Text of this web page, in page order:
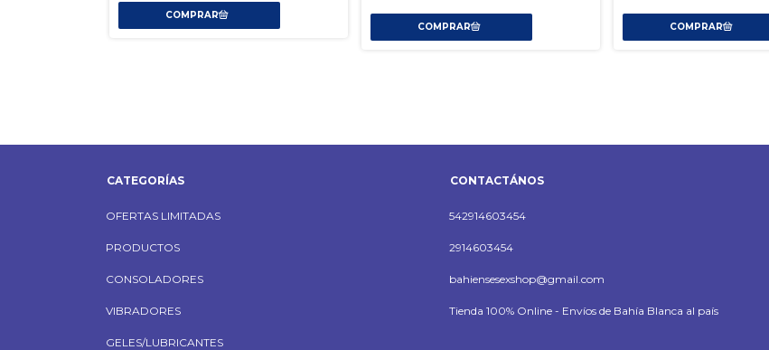
CATEGORÍAS
OFERTAS LIMITADAS
PRODUCTOS
CONSOLADORES
VIBRADORES
GELES/LUBRICANTES
CONTACTÁNOS
542914603454
2914603454
bahiensesexshop@gmail.com
Tienda 100% Online - Envíos de Bahía Blanca al país